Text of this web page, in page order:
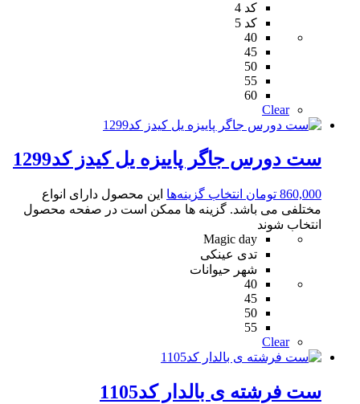
کد 4
کد 5
40
45
50
55
60
Clear
ست دورس جاگر پاییزه یل کیدز کد1299
860,000 تومان انتخاب گزینه‌ها این محصول دارای انواع
مختلفی می باشد. گزینه ها ممکن است در صفحه محصول
انتخاب شوند
Magic day
تدی عینکی
شهر حیوانات
40
45
50
55
Clear
ست فرشته ی بالدار کد1105